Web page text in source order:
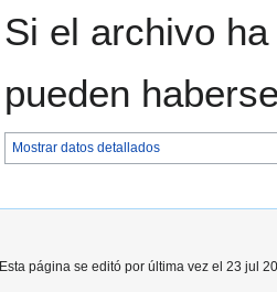
Si el archivo
pueden
Mostrar datos detallados
Esta página se editó por última vez el 23 jul